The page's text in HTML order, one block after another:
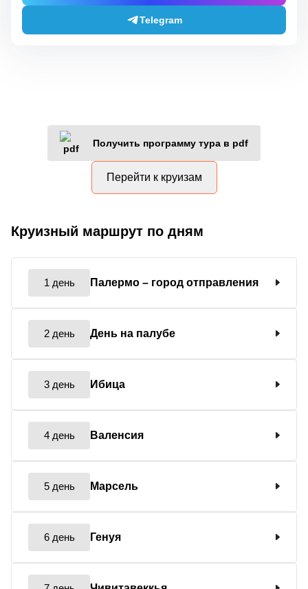
Telegram
Получить программу тура в pdf
Перейти к круизам
Круизный маршрут по дням
1 день Палермо – город отправления
2 день День на палубе
3 день Ибица
4 день Валенсия
5 день Марсель
6 день Генуя